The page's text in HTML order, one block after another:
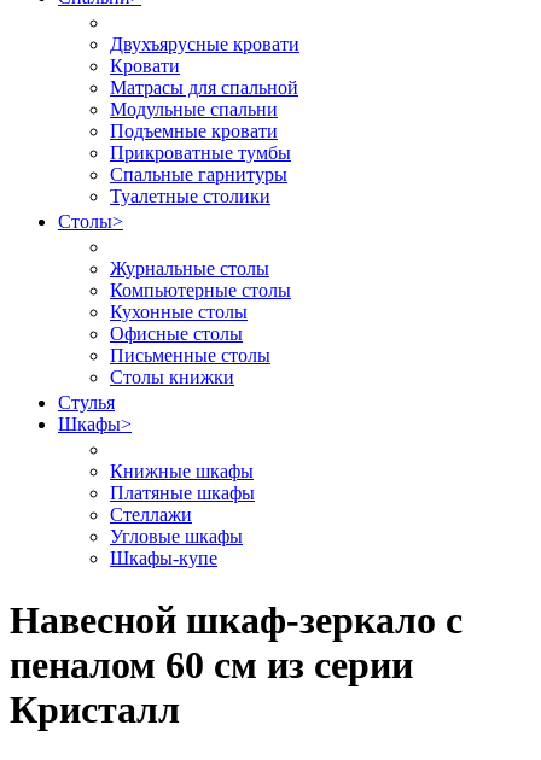
Двухъярусные кровати
Кровати
Матрасы для спальной
Модульные спальни
Подъемные кровати
Прикроватные тумбы
Спальные гарнитуры
Туалетные столики
Столы>
Журнальные столы
Компьютерные столы
Кухонные столы
Офисные столы
Письменные столы
Столы книжки
Стулья
Шкафы>
Книжные шкафы
Платяные шкафы
Стеллажи
Угловые шкафы
Шкафы-купе
Навесной шкаф-зеркало с
пеналом 60 см из серии
Кристалл